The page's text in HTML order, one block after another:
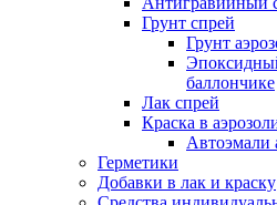
Грунт спрей
Грунт
баллончике
Лак спрей
Краска в
Автоэмали
Герметики
Добавки в лак и краску